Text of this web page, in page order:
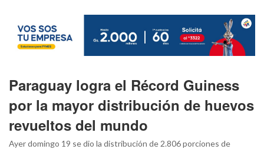
Paraguay logra el Récord Guiness
por la mayor distribución de huevos
revueltos del mundo
Ayer domingo 19 se dio la distribución de 2.806 porciones de